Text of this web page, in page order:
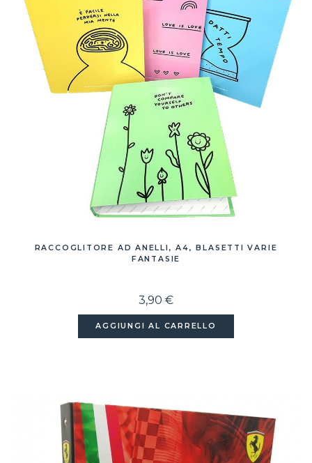
RACCOGLITORE AD ANELLI, A4, BLASETTI VARIE
FANTASIE
3,90 €
AGGIUNGI AL CARRELLO